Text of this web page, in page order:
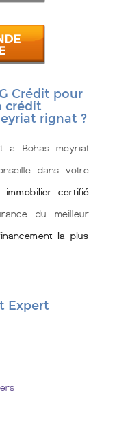
Crédit pour
crédit
rignat ?
à Bohas meyriat
dans votre
immobilier certifié
du meilleur
la plus
Expert